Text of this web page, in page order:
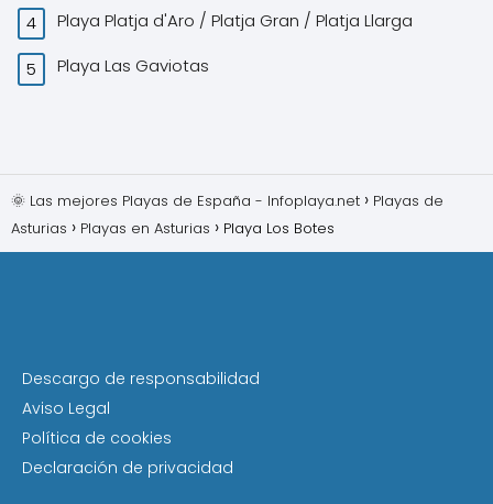
Playa Platja d'Aro / Platja Gran / Platja Llarga
Playa Las Gaviotas
🌞 Las mejores Playas de España - Infoplaya.net
Playas de
Asturias
Playas en Asturias Playa Los Botes
Descargo de responsabilidad
Aviso Legal
Política de cookies
Declaración de privacidad